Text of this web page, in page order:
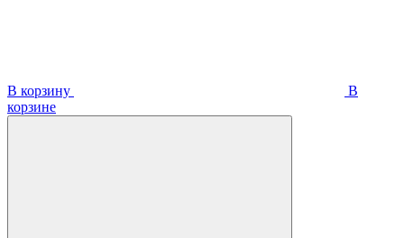
В корзину
В
корзинe